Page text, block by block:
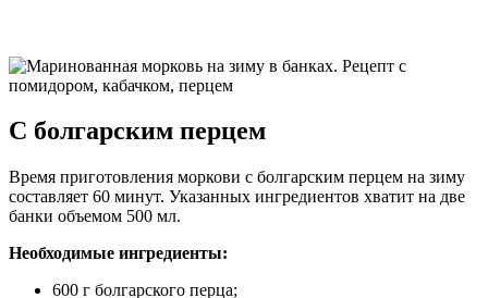
С болгарским перцем
Время приготовления моркови с болгарским перцем на зиму
составляет 60 минут. Указанных ингредиентов хватит на две
банки объемом 500 мл.
Необходимые ингредиенты:
600 г болгарского перца;